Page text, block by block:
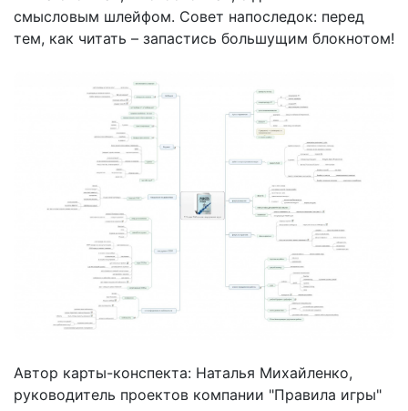
смысловым шлейфом. Совет напоследок: перед
тем, как читать – запастись большущим блокнотом!
Автор карты-конспекта: Наталья Михайленко,
руководитель проектов компании "Правила игры"